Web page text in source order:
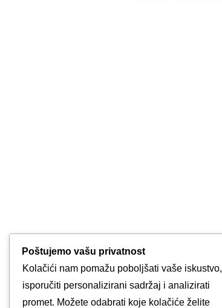
Poštujemo vašu privatnost
Kolačići nam pomažu poboljšati vaše iskustvo,
isporučiti personalizirani sadržaj i analizirati
promet. Možete odabrati koje kolačiće želite